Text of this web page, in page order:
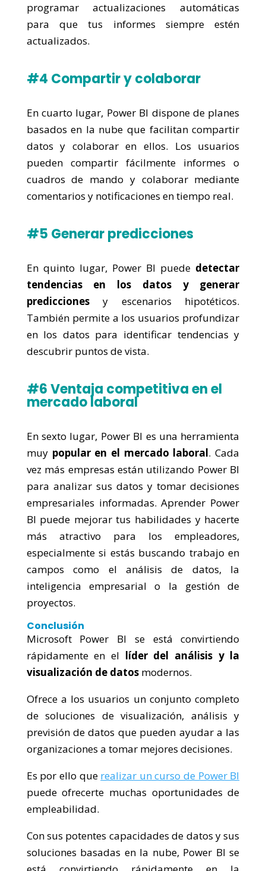
programar actualizaciones automáticas
para que tus informes siempre estén
actualizados.
#4 Compartir y colaborar
En cuarto lugar, Power BI dispone de planes
basados en la nube que facilitan compartir
datos y colaborar en ellos. Los usuarios
pueden compartir fácilmente informes o
cuadros de mando y colaborar mediante
comentarios y notificaciones en tiempo real.
#5 Generar predicciones
En quinto lugar, Power BI puede detectar
tendencias en los datos y generar
prediccionesy escenarios hipotéticos.
También permite a los usuarios profundizar
en los datos para identificar tendencias y
descubrir puntos de vista.
#6 Ventaja competitiva en el
mercado laboral
En sexto lugar, Power BI es una herramienta
muy popular en el mercado laboral. Cada
vez más empresas están utilizando Power BI
para analizar sus datos y tomar decisiones
empresariales informadas. Aprender Power
BI puede mejorar tus habilidades y hacerte
más atractivo para los empleadores,
especialmente si estás buscando trabajo en
campos como el análisis de datos, la
inteligencia empresarial o la gestión de
proyectos.
Conclusión
Microsoft Power BI se está convirtiendo
rápidamente en el líder del análisis y la
visualización de datosmodernos.
Ofrece a los usuarios un conjunto completo
de soluciones de visualización, análisis y
previsión de datos que pueden ayudar a las
organizaciones a tomar mejores decisiones.
Es por ello que realizar un curso de Power BI
puede ofrecerte muchas oportunidades de
empleabilidad.
Con sus potentes capacidades de datos y sus
soluciones basadas en la nube, Power BI se